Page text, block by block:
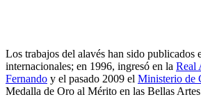
Los trabajos del alavés han sido publicados
internacionales; en 1996, ingresó en la Real
Fernando y el pasado 2009 el Ministerio de
Medalla de Oro al Mérito en las Bellas